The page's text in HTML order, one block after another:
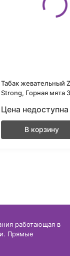
Табак жевательный
Strong, Горная мята
Цена недоступна
В корзину
работающая в
Прямые